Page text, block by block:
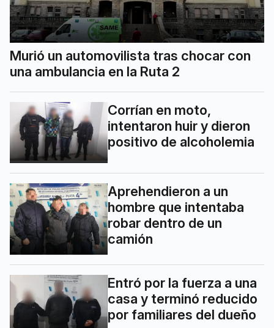
Murió un automovilista tras chocar con
una ambulancia en la Ruta 2
Corrían en moto,
intentaron huir y dieron
positivo de alcoholemia
Aprehendieron a un
hombre que intentaba
robar dentro de un
camión
Entró por la fuerza a una
casa y terminó reducido
por familiares del dueño